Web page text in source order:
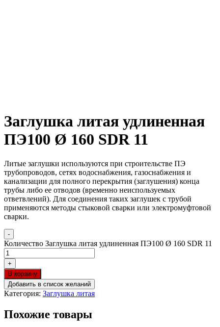
Заглушка литая удлиненная
ПЭ100 Ø 160 SDR 11
Литые заглушки используются при строительстве ПЭ
трубопроводов, сетях водоснабжения, газоснабжения и
канализации для полного перекрытия (заглушения) конца
трубы либо ее отводов (временно неиспользуемых
ответвлений). Для соединения таких заглушек с трубой
применяются методы стыковой сварки или электромуфтовой
сварки.
-
Количество Заглушка литая удлиненная ПЭ100 Ø 160 SDR 11
+
В корзину
Добавить в список желаний
Категория: Заглушка литая
Похожие товары